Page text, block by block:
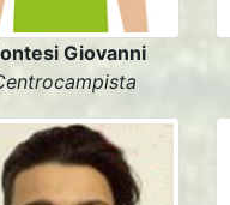
Giovanni